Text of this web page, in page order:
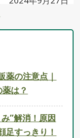
薬の注意点｜
は？
”解消！原因
足すっきり！